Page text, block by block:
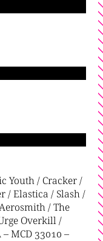
Youth / Cracker /
/ Elastica / Slash /
/ The
Overkill /
MCD 33010 –